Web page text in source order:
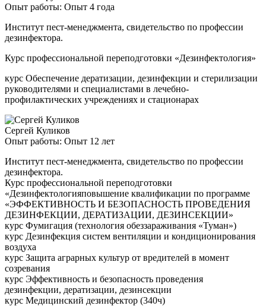
Опыт работы: Опыт 4 года
Институт пест-менеджмента, свидетельство по профессии
дезинфектора.
Курс профессиональной переподготовки «Дезинфектология»
курс Обеспечение дератизации, дезинфекции и стерилизации
руководителями и специалистами в лечебно-
профилактических учреждениях и стационарах
Сергей Куликов
Опыт работы: Опыт 12 лет
Институт пест-менеджмента, свидетельство по профессии
дезинфектора.
Курс профессиональной переподготовки
«Дезинфектологияповышение квалификации по программе
«ЭФФЕКТИВНОСТЬ И БЕЗОПАСНОСТЬ ПРОВЕДЕНИЯ
ДЕЗИНФЕКЦИИ, ДЕРАТИЗАЦИИ, ДЕЗИНСЕКЦИИ»
курс Фумигация (технология обеззараживания «Туман»)
курс Дезинфекция систем вентиляции и кондиционирования
воздуха
курс Защита аграрных культур от вредителей в момент
созревания
курс Эффективность и безопасность проведения
дезинфекции, дератизации, дезинсекции
курс Медицинский дезинфектор (340ч)